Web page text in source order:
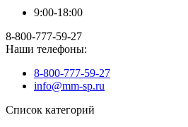
9:00-18:00
8-800-777-59-27
Наши телефоны:
8-800-777-59-27
info@mm-sp.ru
Список категорий